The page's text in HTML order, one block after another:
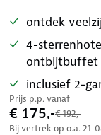
ontdek
4-
ontbijtbuffet
inclusief 2-
Prijs p.p. vanaf
€ 175,-€ 192,-
Bij vertrek op o.a. 21-